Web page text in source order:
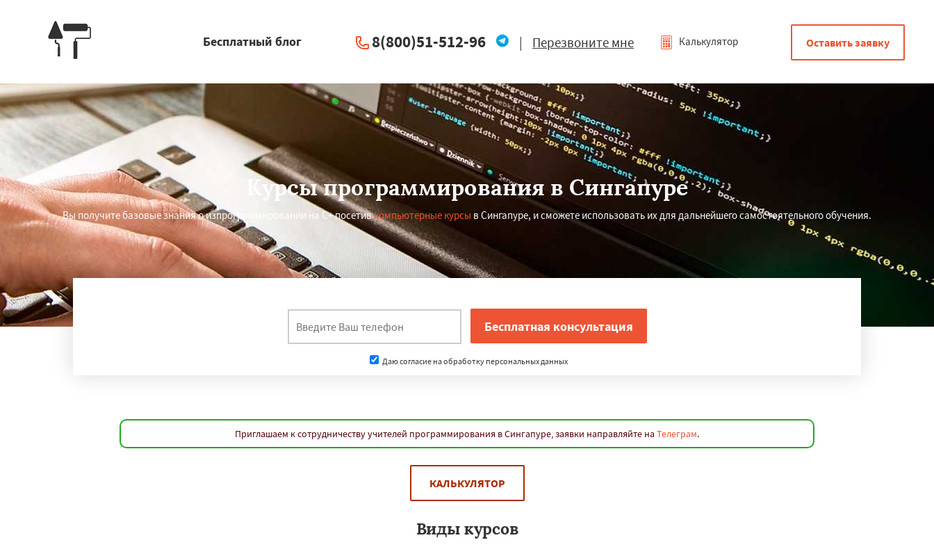
Бесплатный блог 8(800)51-512-96 | Перезвоните мне Калькулятор Оставить заявку
Курсы программирования в Сингапуре
Вы получите базовые знания о изпрограммировании на C+ посетивкомпьютерные курсы в Сингапуре, и сможете использовать их для дальнейшего самостоятельного обучения.
Даю согласие на обработку персональных данных
Приглашаем к сотрудничеству учителей программирования в Сингапуре, заявки направляйте на Телеграм.
КАЛЬКУЛЯТОР
Виды курсов